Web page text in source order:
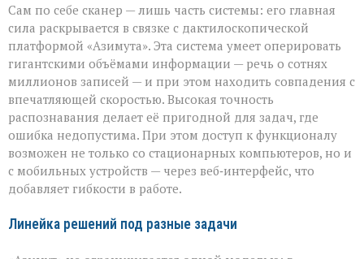
Сам по себе сканер — лишь часть системы: его главная
сила раскрывается в связке с дактилоскопической
платформой «Азимута». Эта система умеет оперировать
гигантскими объёмами информации — речь о сотнях
миллионов записей — и при этом находить совпадения с
впечатляющей скоростью. Высокая точность
распознавания делает её пригодной для задач, где
ошибка недопустима. При этом доступ к функционалу
возможен не только со стационарных компьютеров, но и
с мобильных устройств — через веб‑интерфейс, что
добавляет гибкости в работе.
Линейка решений под разные задачи